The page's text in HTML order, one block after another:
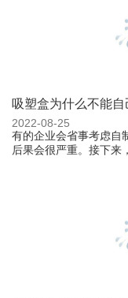
吸塑盒为什么不能自
2022-08-25
有的企业会省事考虑自
后果会很严重。接下来